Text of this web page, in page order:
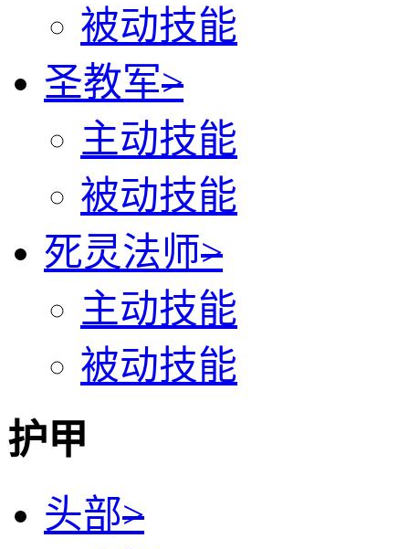
被动技能
圣教军>
主动技能
被动技能
死灵法师>
主动技能
被动技能
护甲
头部>